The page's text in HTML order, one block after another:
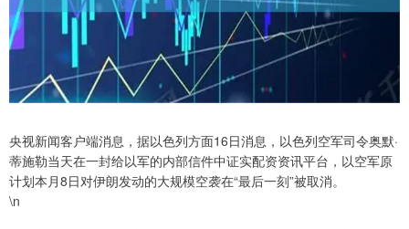
央视新闻客户端消息，据以色列方面16日消息，以色列空军司令奥默·
蒂施勒当天在一封给以军的内部信件中证实配资资讯平台，以空军原
计划本月8日对伊朗发动的大规模空袭在“最后一刻”被取消。
\n